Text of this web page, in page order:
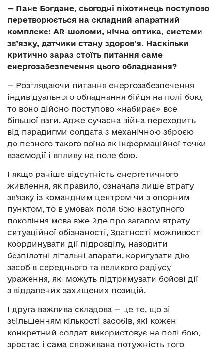
— Пане Богдане, сьогодні піхотинець поступово
перетворюється на складний апаратний
комплекс: AR-шоломи, нічна оптика, системи
зв’язку, датчики стану здоров’я. Наскільки
критично зараз стоїть питання саме
енергозабезпечення цього обладнання?
— Розглядаючи питання енергозабезпечення
індивідуального обладнання бійця на полі бою,
то воно дійсно поступово «набирає» все
більшої ваги. Адже сучасна війна переходить
від парадигми солдата з механічною зброєю
до певного такого воїна як інформаційної точки
взаємодії і впливу на поле бою.
І якщо раніше відсутність енергетичного
живлення, як правило, означала лише втрату
зв’язку із командним центром чи з опорним
пунктом, то в умовах поля бою наступного
покоління мова вже йде про загалом втрату
ситуаційної обізнаності, Здатності можливості
координувати дії підрозділу, наводити
безпілотні літальні апарати, коригувати дію
засобів середнього та великого радіусу
ураження, які можуть підтримувати бойові дії
з віддалених захищених позицій.
І друга важлива складова — це те, що зі
збільшенням кількості засобів, які кожен
конкретний солдат використовує на полі бою,
зростає і сама споживана потужність того